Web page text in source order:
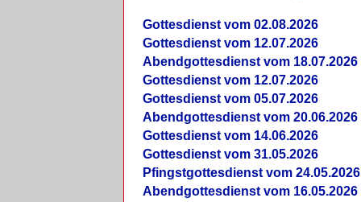
Gottesdienst vom 02.08.2026
Gottesdienst vom 12.07.2026
Abendgottesdienst vom 18.07.2026
Gottesdienst vom 12.07.2026
Gottesdienst vom 05.07.2026
Abendgottesdienst vom 20.06.2026
Gottesdienst vom 14.06.2026
Gottesdienst vom 31.05.2026
Pfingstgottesdienst vom 24.05.2026
Abendgottesdienst vom 16.05.2026